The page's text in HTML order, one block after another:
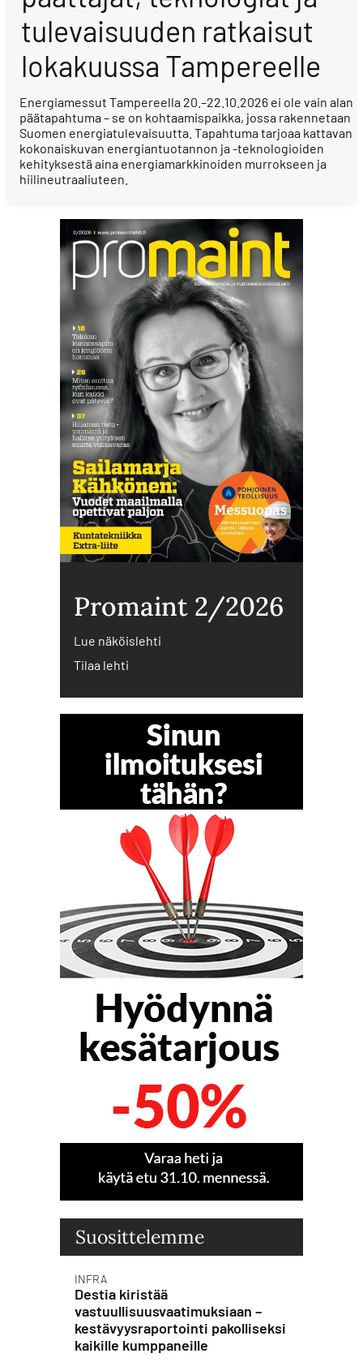
tulevaisuuden ratkaisut
lokakuussa Tampereelle
Energiamessut Tampereella 20.–22.10.2026 ei ole vain alan
päätapahtuma – se on kohtaamispaikka, jossa rakennetaan
Suomen energiatulevaisuutta. Tapahtuma tarjoaa kattavan
kokonaiskuvan energiantuotannon ja -teknologioiden
kehityksestä aina energiamarkkinoiden murrokseen ja
hiilineutraaliuteen.
Promaint 2/2026
Lue näköislehti
Tilaa lehti
Suosittelemme
INFRA
Destia kiristää
vastuullisuusvaatimuksiaan –
kestävyysraportointi pakolliseksi
kaikille kumppaneille